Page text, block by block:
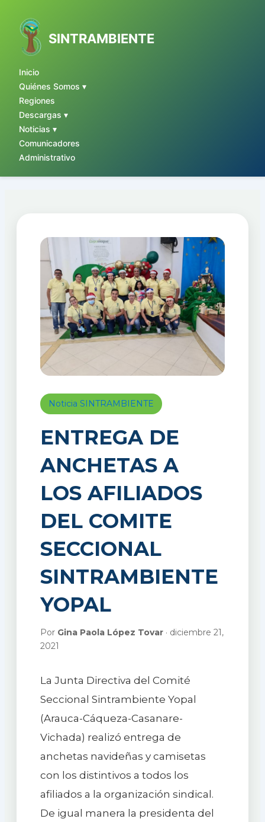
SINTRAMBIENTE
Inicio
Quiénes Somos ▾
Regiones
Descargas ▾
Noticias ▾
Comunicadores
Administrativo
contenido
Noticia SINTRAMBIENTE
ENTREGA DE
ANCHETAS A
LOS AFILIADOS
DEL COMITE
SECCIONAL
SINTRAMBIENTE
YOPAL
Por Gina Paola López Tovar· diciembre 21,
2021
La Junta Directiva del Comité
Seccional Sintrambiente Yopal
(Arauca-Cáqueza-Casanare-
Vichada) realizó entrega de
anchetas navideñas y camisetas
con los distintivos a todos los
afiliados a la organización sindical.
De igual manera la presidenta del